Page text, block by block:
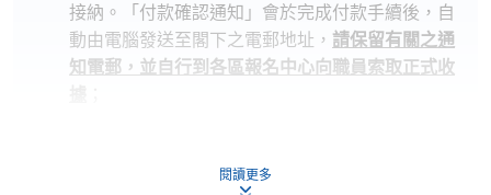
接納。「付款確認通知」會於完成付款手續後，自
動由電腦發送至閣下之電郵地址， 請保留有關之通
知電郵，並自行到各區報名中心向職員索取正式收
別，請立刻通知本校。閱讀更多